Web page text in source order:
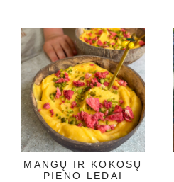
MANGŲ IR KOKOSŲ
PIENO LEDAI